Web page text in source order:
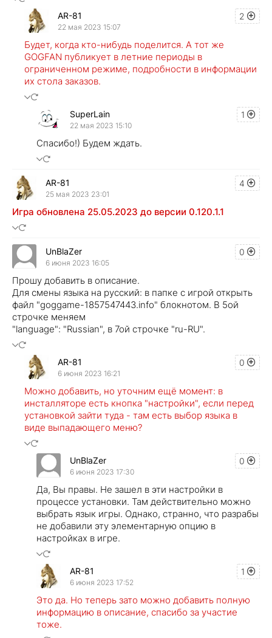
2
AR-81
22 мая 2023 15:07
Будет, когда кто-нибудь поделится. А тот же
GOGFAN публикует в летние периоды в
ограниченном режиме, подробности в информации
их стола заказов.
1
SuperLain
22 мая 2023 15:10
Спасибо!) Будем ждать.
4
AR-81
25 мая 2023 23:01
Игра обновлена 25.05.2023 до версии 0.120.1.1
0
UnBlaZer
6 июня 2023 16:05
Прошу добавить в описание.
Для смены языка на русский: в папке с игрой открыть
файл "goggame-1857547443.info" блокнотом. В 5ой
строчке меняем
"language": "Russian", в 7ой строчке "ru-RU".
0
AR-81
6 июня 2023 16:21
Можно добавить, но уточним ещё момент: в
инсталляторе есть кнопка "настройки", если перед
установкой зайти туда - там есть выбор языка в
виде выпадающего меню?
0
UnBlaZer
6 июня 2023 17:30
Да, Вы правы. Не зашел в эти настройки в
процессе установки. Там действительно можно
выбрать язык игры. Однако, странно, что разрабы
не добавили эту элементарную опцию в
настройках в игре.
1
AR-81
6 июня 2023 17:52
Это да. Но теперь зато можно добавить полную
информацию в описание, спасибо за участие
тоже.